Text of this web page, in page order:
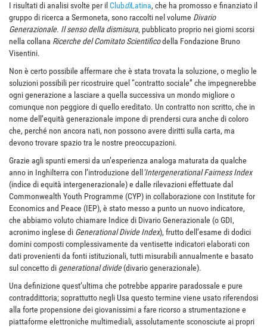
I risultati di analisi svolte per il ClubdiLatina, che ha promosso e finanziato il
gruppo di ricerca a Sermoneta, sono raccolti nel volume Divario
Generazionale. Il senso della dismisura, pubblicato proprio nei giorni scorsi
nella collana Ricerche del Comitato Scientificodella Fondazione Bruno
Visentini.
Non è certo possibile affermare che è stata trovata la soluzione, o meglio le
soluzioni possibili per ricostruire quel “contratto sociale” che impegnerebbe
ogni generazione a lasciare a quella successiva un mondo migliore o
comunque non peggiore di quello ereditato. Un contratto non scritto, che in
nome dell’equità generazionale impone di prendersi cura anche di coloro
che, perché non ancora nati, non possono avere diritti sulla carta, ma
devono trovare spazio tra le nostre preoccupazioni.
Grazie agli spunti emersi da un’esperienza analoga maturata da qualche
anno in Inghilterra con l’introduzione dell ’Intergenerational Fairness Index
(indice di equità intergenerazionale) e dalle rilevazioni effettuate dal
Commonwealth Youth Programme (CYP) in collaborazione con Institute for
Economics and Peace (IEP), è stato messo a punto un nuovo indicatore,
che abbiamo voluto chiamare Indice di Divario Generazionale (o GDI,
acronimo inglese di Generational Divide Index), frutto dell’esame di dodici
domini composti complessivamente da ventisette indicatori elaborati con
dati provenienti da fonti istituzionali, tutti misurabili annualmente e basato
sul concetto di generational divide(divario generazionale).
Una definizione quest’ultima che potrebbe apparire paradossale e pure
contradditto­ria; soprattutto negli Usa questo termine viene usato riferendosi
alla forte propensione dei giovanissimi a fare ricorso a strumentazione e
piattaforme elettroniche multimediali, assolutamente sconosciute ai propri